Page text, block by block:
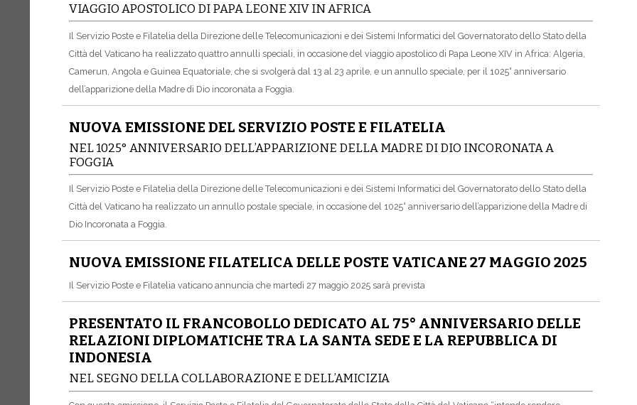
VIAGGIO APOSTOLICO DI PAPA LEONE XIV IN AFRICA
Il Servizio Poste e Filatelia della Direzione delle Telecomunicazioni e dei Sistemi Informatici del Governatorato dello Stato della
Città del Vaticano ha realizzato quattro annulli speciali, in occasione del viaggio apostolico di Papa Leone XIV in Africa: Algeria,
Camerun, Angola e Guinea Equatoriale, che si svolgerà dal 13 al 23 aprile, e un annullo speciale, per il 1025° anniversario
dell’apparizione della Madre di Dio incoronata a Foggia.
NUOVA EMISSIONE DEL SERVIZIO POSTE E FILATELIA
NEL 1025° ANNIVERSARIO DELL’APPARIZIONE DELLA MADRE DI DIO INCORONATA A
FOGGIA
Il Servizio Poste e Filatelia della Direzione delle Telecomunicazioni e dei Sistemi Informatici del Governatorato dello Stato della
Città del Vaticano ha realizzato un annullo postale speciale, in occasione del 1025° anniversario dell’apparizione della Madre di
Dio Incoronata a Foggia.
NUOVA EMISSIONE FILATELICA DELLE POSTE VATICANE 27 MAGGIO 2025
Il Servizio Poste e Filatelia vaticano annuncia che martedì 27 maggio 2025 sarà prevista
PRESENTATO IL FRANCOBOLLO DEDICATO AL 75° ANNIVERSARIO DELLE
RELAZIONI DIPLOMATICHE TRA LA SANTA SEDE E LA REPUBBLICA DI
INDONESIA
NEL SEGNO DELLA COLLABORAZIONE E DELL’AMICIZIA